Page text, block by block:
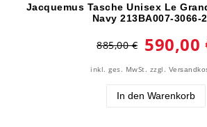
Jacquemus Tasche Unisex Le
Navy 213BA007-3066-
885,00 € 590,00
inkl. ges. MwSt. zzgl.
In den Warenkorb